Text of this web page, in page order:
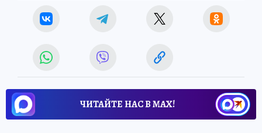
ЧИТАЙТЕ НАС В МАХ!